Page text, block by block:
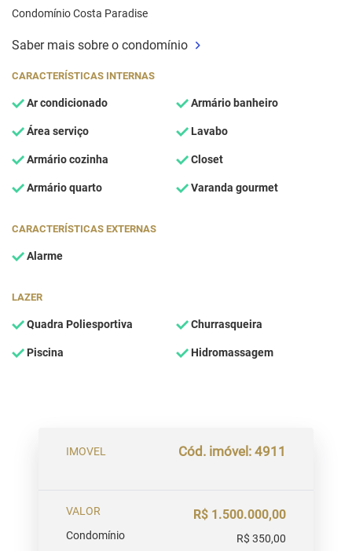
Condomínio Costa Paradise
Saber mais sobre o condomínio
CARACTERÍSTICAS INTERNAS
Ar condicionado Armário banheiro
Área serviço Lavabo
Armário cozinha Closet
Armário quarto Varanda gourmet
CARACTERÍSTICAS EXTERNAS
Alarme
LAZER
Quadra Poliesportiva Churrasqueira
Piscina Hidromassagem
IMOVEL Cód. imóvel: 4911
VALOR R$ 1.500.000,00
Condomínio R$ 350,00